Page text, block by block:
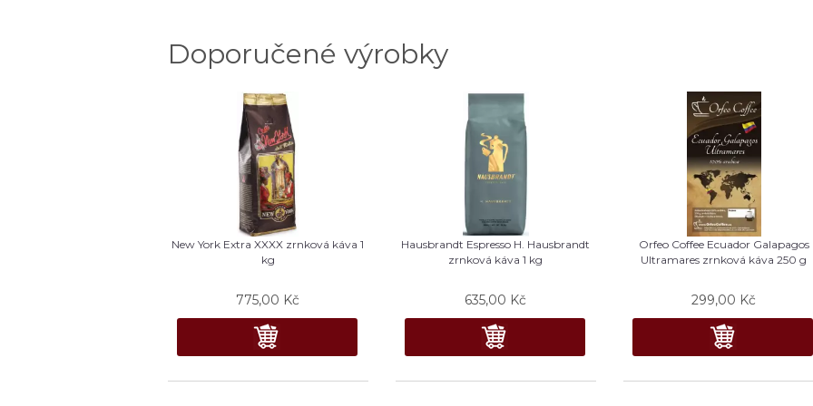
Doporučené výrobky
New York Extra XXXX zrnková káva 1
kg
775,00 Kč
Hausbrandt Espresso H. Hausbrandt
zrnková káva 1 kg
635,00 Kč
Orfeo Coffee Ecuador Galapagos
Ultramares zrnková káva 250 g
299,00 Kč